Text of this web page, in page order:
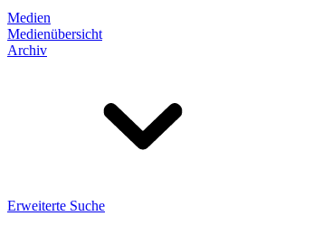
Medien
Medienübersicht
Archiv
Erweiterte Suche